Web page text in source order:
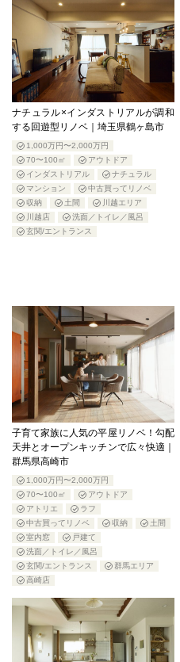
ナチュラル×インダストリアルが調和
する回遊型リノベ｜埼玉県鶴ヶ島市
1,000万円〜2,000万円
70〜100㎡
アウトドア
インダストリアル
ナチュラル
マンション
中古買ってリノベ
収納
土間
川越エリア
川越店
洗面／トイレ／風呂
玄関/エントランス
子育て家族に人気の平屋リノベ！勾配
天井とオープンキッチンで広々快適｜
群馬県高崎市
1,000万円〜2,000万円
70〜100㎡
アウトドア
アトリエ
ラフ
中古買ってリノベ
収納
土間
室内窓
戸建て
洗面／トイレ／風呂
玄関/エントランス
群馬エリア
高崎店